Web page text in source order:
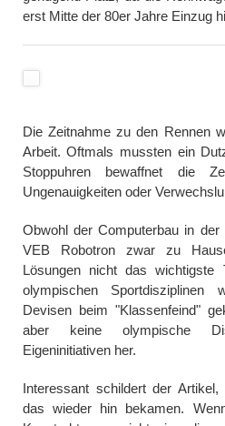
erst Mitte der 80er Jahre Einzug
Die Zeitnahme zu den Rennen
Arbeit. Oftmals mussten ein
Stoppuhren bewaffnet die
Ungenauigkeiten oder
Obwohl der Computerbau in
VEB Robotron zwar zu
Lösungen nicht das
olympischen Sportdisziplinen
Devisen beim "Klassenfeind"
aber keine olympische
Eigeninitiativen her.
Interessant schildert der
das wieder hin bekamen.